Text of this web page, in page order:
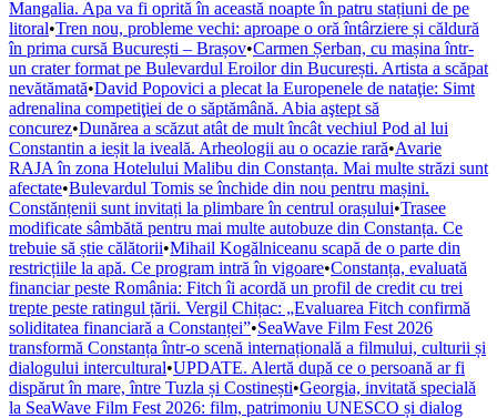
Mangalia. Apa va fi oprită în această noapte în patru stațiuni de pe
litoral•Tren nou, probleme vechi: aproape o oră întârziere și căldură
în prima cursă București – Brașov•Carmen Șerban, cu mașina într-
un crater format pe Bulevardul Eroilor din București. Artista a scăpat
nevătămată•David Popovici a plecat la Europenele de nataţie: Simt
adrenalina competiţiei de o săptămână. Abia aştept să
concurez•Dunărea a scăzut atât de mult încât vechiul Pod al lui
Constantin a ieșit la iveală. Arheologii au o ocazie rară•Avarie
RAJA în zona Hotelului Malibu din Constanța. Mai multe străzi sunt
afectate•Bulevardul Tomis se închide din nou pentru mașini.
Constănțenii sunt invitați la plimbare în centrul orașului•Trasee
modificate sâmbătă pentru mai multe autobuze din Constanța. Ce
trebuie să știe călătorii•Mihail Kogălniceanu scapă de o parte din
restricțiile la apă. Ce program intră în vigoare•Constanța, evaluată
financiar peste România: Fitch îi acordă un profil de credit cu trei
trepte peste ratingul țării. Vergil Chițac: „Evaluarea Fitch confirmă
soliditatea financiară a Constanței”•SeaWave Film Fest 2026
transformă Constanța într-o scenă internațională a filmului, culturii și
dialogului intercultural•UPDATE. Alertă după ce o persoană ar fi
dispărut în mare, între Tuzla și Costinești•Georgia, invitată specială
la SeaWave Film Fest 2026: film, patrimoniu UNESCO și dialog